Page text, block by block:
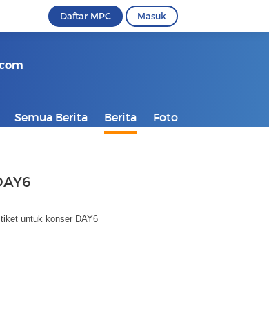
Daftar MPC Masuk
Semua Berita Berita Foto
untuk konser DAY6